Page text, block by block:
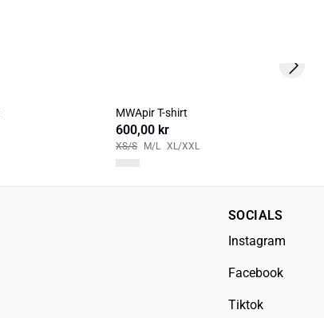
MWApir T-shirt
600,00 kr
XS/S M/L XL/XXL
Next
SOCIALS
Instagram
Facebook
Tiktok